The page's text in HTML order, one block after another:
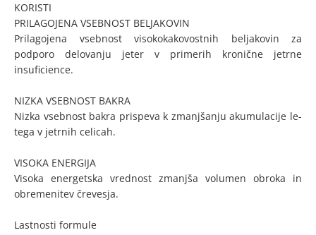
KORISTI
PRILAGOJENA VSEBNOST BELJAKOVIN
Prilagojena vsebnost visokokakovostnih beljakovin za
podporo delovanju jeter v primerih kronične jetrne
insuficience.
NIZKA VSEBNOST BAKRA
Nizka vsebnost bakra prispeva k zmanjšanju akumulacije le-
tega v jetrnih celicah.
VISOKA ENERGIJA
Visoka energetska vrednost zmanjša volumen obroka in
obremenitev črevesja.
Lastnosti formule